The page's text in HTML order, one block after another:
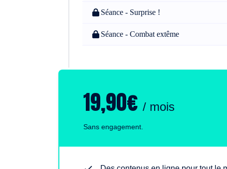
Séance - Surprise !
Séance - Combat extême
19,90€/ mois
Sans engagement.